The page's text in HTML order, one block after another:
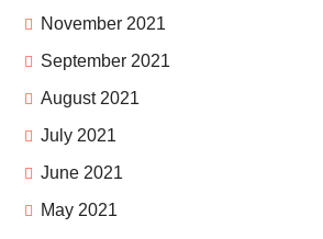
November 2021
September 2021
August 2021
July 2021
June 2021
May 2021